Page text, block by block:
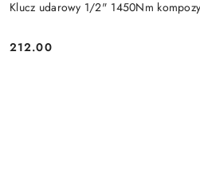
Klucz udarowy 1/2" 1450Nm
Cena:
212.00